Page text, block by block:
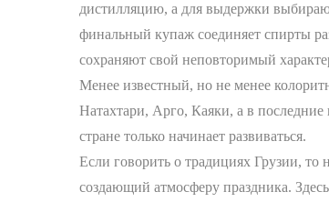
дистилляцию, а для выдержки
финальный купаж соединяет спирты
сохраняют свой неповторимый
Менее известный, но не менее
Натахтари, Арго, Каяки, а в
стране только начинает развиваться.
Если говорить о традициях Грузии, то
создающий атмосферу праздника.